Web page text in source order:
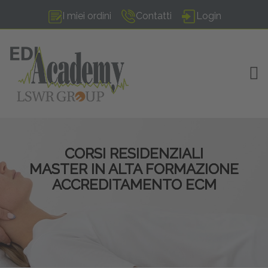
I miei ordini Contatti Login
CORSI RESIDENZIALI
MASTER IN ALTA FORMAZIONE
ACCREDITAMENTO ECM